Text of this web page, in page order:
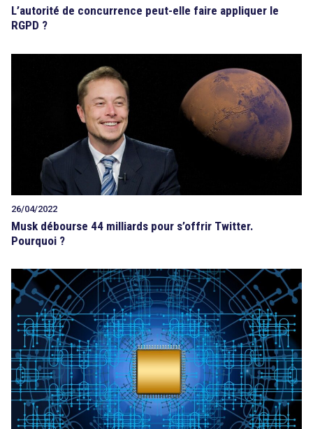
L’autorité de concurrence peut-elle faire appliquer le
RGPD ?
26/04/2022
Musk débourse 44 milliards pour s’offrir Twitter.
Pourquoi ?